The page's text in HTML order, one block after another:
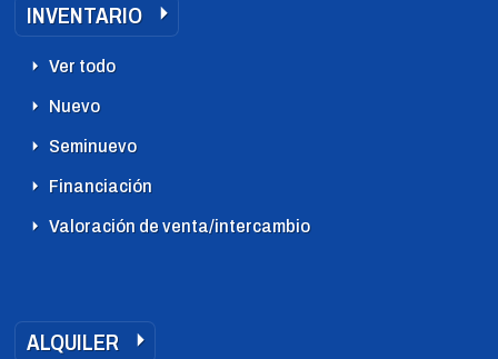
INVENTARIO
Ver todo
Nuevo
Seminuevo
Financiación
Valoración de venta/intercambio
ALQUILER